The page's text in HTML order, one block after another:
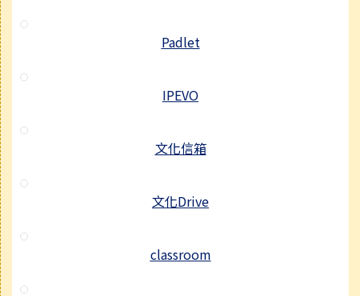
Padlet
IPEVO
文化信箱
文化Drive
classroom